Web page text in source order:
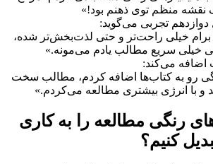
نقشه منظم توی ذهنم بود!»
تجربی می‌گوید:
خیلی راحت‌تر و حتی لذت‌بخش‌تر شده،
خیلی سریع مطالب یادم می‌مونه.»
اضافه می‌کند:
رو به کتاب‌ها اضافه کردم، مطالب سخت
و با انرژی بیشتری مطالعه می‌کردم.»
رنگی مطالعه را به کاری
کنیم؟